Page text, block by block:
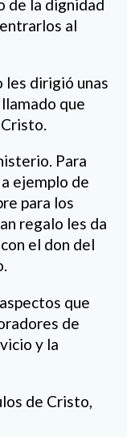
de la dignidad
al
les dirigió unas
que
Para
ejemplo de
para los
regalo les da
el don del
que
de
y la
de Cristo,